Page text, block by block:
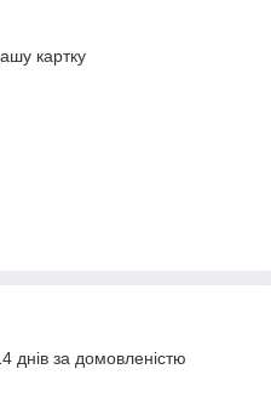
картку
днів за домовленістю